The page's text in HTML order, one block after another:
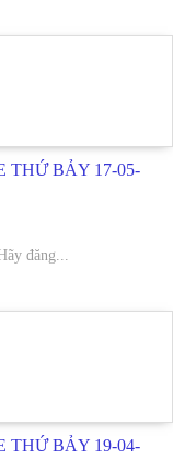
THỨ BẢY 17-05-
đăng...
THỨ BẢY 19-04-